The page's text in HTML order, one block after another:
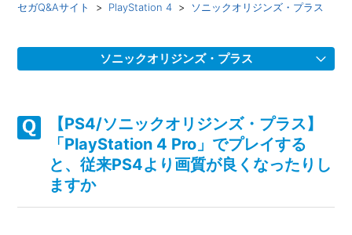
セガQ&Aサイト PlayStation 4 ソニックオリジンズ・プラス
ソニックオリジンズ・プラス
アル）はどこかで見られますか
【PS4/ソニックオリジンズ・プラス】Steam／Epic Games
Store 版の問い合わせ先はどこですか
【PS4/ソニックオリジンズ・プラス】プレイ動画やゲーム
【PS4/ソニックオリジンズ・プラス】
「PlayStation 4 Pro」でプレイする
と、従来PS4より画質が良くなったりし
ますか